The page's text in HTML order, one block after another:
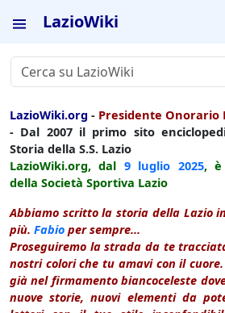
LazioWiki
LazioWiki.org - Presidente Onorario
- Dal 2007 il primo sito
Storia della S.S. Lazio
LazioWiki.org, dal 9 luglio 2025, è
della Società Sportiva Lazio
Abbiamo scritto la storia della Lazio
più. Fabio per sempre...
Proseguiremo la strada da te
nostri colori che tu amavi con il
già nel firmamento biancoceleste
nuove storie, nuovi elementi da